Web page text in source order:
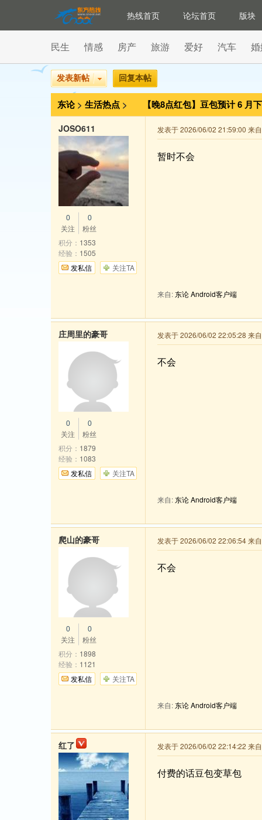
热线首页 论坛首页 版块
民生 情感 房产 旅游 爱好 汽车
发表新帖 回复本帖
东论 > 生活热点 > 【晚8点红包】豆包预计 6
发表于 2026/06/02 21:59:00 来
暂时不会
来自:东论 Android客户端
JOSO611
0
关注
0
粉丝
积分： 1353
经验： 1505
发私信
关注TA
发表于 2026/06/02 22:05:28 来
不会
来自:东论 Android客户端
庄周里的豪哥
0
关注
0
粉丝
积分： 1879
经验： 1083
发私信
关注TA
发表于 2026/06/02 22:06:54 来
不会
来自:东论 Android客户端
爬山的豪哥
0
关注
0
粉丝
积分： 1898
经验： 1121
发私信
关注TA
发表于 2026/06/02 22:14:22 来
付费的话豆包变草包
红了